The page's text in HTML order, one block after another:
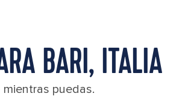
BARI, ITALIA
puedas.